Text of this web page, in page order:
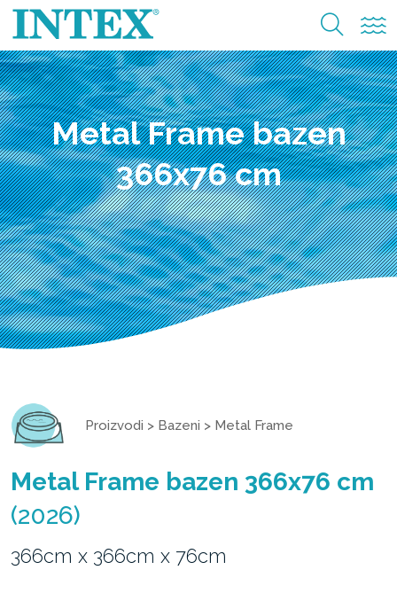
Metal Frame bazen
366x76 cm
Proizvodi > Bazeni > Metal Frame
Metal Frame bazen 366x76 cm
(2026)
366cm x 366cm x 76cm